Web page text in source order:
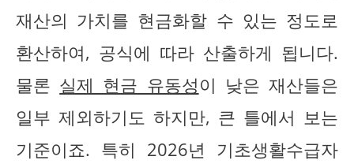
재산의 가치를 현금화할 수 있는 정도로
환산하여, 공식에 따라 산출하게 됩니다.
물론 실제 현금 유동성이 낮은 재산들은
일부 제외하기도 하지만, 큰 틀에서 보는
기준이죠. 특히 2026년 기초생활수급자